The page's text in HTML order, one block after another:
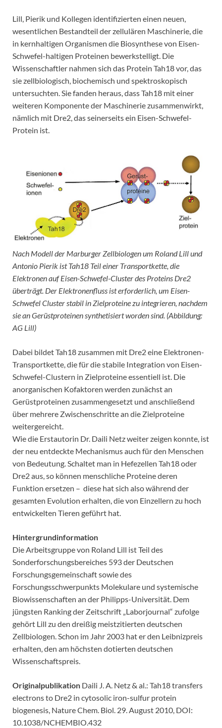
Lill, Pierik und Kollegen identifizierten einen neuen,
wesentlichen Bestandteil der zellulären Maschinerie, die
in kernhaltigen Organismen die Biosynthese von Eisen-
Schwefel-haltigen Proteinen bewerkstelligt. Die
Wissenschaftler nahmen sich das Protein Tah18 vor, das
sie zellbiologisch, biochemisch und spektroskopisch
untersuchten. Sie fanden heraus, dass Tah18 mit einer
weiteren Komponente der Maschinerie zusammenwirkt,
nämlich mit Dre2, das seinerseits ein Eisen-Schwefel-
Protein ist.
Nach Modell der Marburger Zellbiologen um Roland Lill und
Antonio Pierik ist Tah18 Teil einer Transportkette, die
Elektronen auf Eisen-Schwefel-Cluster des Proteins Dre2
überträgt. Der Elektronenfluss ist erforderlich, um Eisen-
Schwefel Cluster stabil in Zielproteine zu integrieren, nachdem
sie an Gerüstproteinen synthetisiert worden sind. (Abbildung:
AG Lill)
Dabei bildet Tah18 zusammen mit Dre2 eine Elektronen-
Transportkette, die für die stabile Integration von Eisen-
Schwefel-Clustern in Zielproteine essentiell ist. Die
anorganischen Kofaktoren werden zunächst an
Gerüstproteinen zusammengesetzt und anschließend
über mehrere Zwischenschritte an die Zielproteine
weitergereicht.
Wie die Erstautorin Dr. Daili Netz weiter zeigen konnte, ist
der neu entdeckte Mechanismus auch für den Menschen
von Bedeutung. Schaltet man in Hefezellen Tah18 oder
Dre2 aus, so können menschliche Proteine deren
Funktion ersetzen – diese hat sich also während der
gesamten Evolution erhalten, die von Einzellern zu hoch
entwickelten Tieren geführt hat.
Hintergrundinformation
Die Arbeitsgruppe von Roland Lill ist Teil des
Sonderforschungsbereiches 593 der Deutschen
Forschungsgemeinschaft sowie des
Forschungsschwerpunkts Molekulare und systemische
Biowissenschaften an der Philipps-Universität. Dem
jüngsten Ranking der Zeitschrift „Laborjournal“ zufolge
gehört Lill zu den dreißig meistzitierten deutschen
Zellbiologen. Schon im Jahr 2003 hat er den Leibnizpreis
erhalten, den am höchsten dotierten deutschen
Wissenschaftspreis.
Originalpublikation Daili J. A. Netz & al.: Tah18 transfers
electrons to Dre2 in cytosolic iron-sulfur protein
biogenesis, Nature Chem. Biol. 29. August 2010, DOI:
10.1038/NCHEMBIO.432